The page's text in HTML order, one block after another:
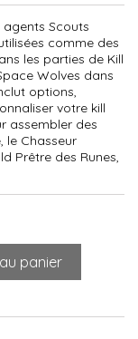
Scouts
comme des
les parties de Kill
Wolves dans
options,
votre kill
assembler des
le Chasseur
Prêtre des Runes,
panier